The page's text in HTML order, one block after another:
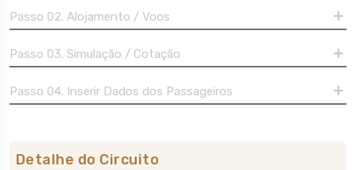
Passo 02. Alojamento / Voos
Passo 03. Simulação / Cotação
Passo 04. Inserir Dados dos Passageiros
Detalhe do Circuito